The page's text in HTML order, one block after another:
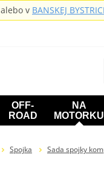
alebo v BANSKEJ BYSTRICI
OFF-
ROAD
NA
MOTORKU
Spojka Sada spojky